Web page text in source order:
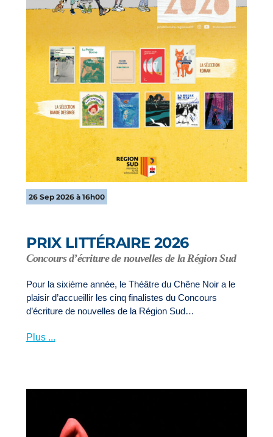
26 Sep 2026 à 16h00
PRIX LITTÉRAIRE 2026
Concours d’écriture de nouvelles de la Région Sud
Pour la sixième année, le Théâtre du Chêne Noir a le
plaisir d’accueillir les cinq finalistes du Concours
d’écriture de nouvelles de la Région Sud…
Plus ...